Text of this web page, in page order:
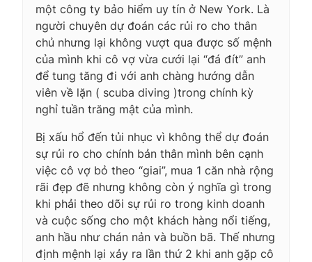
một công ty bảo hiểm uy tín ở New York. Là
người chuyên dự đoán các rủi ro cho thân
chủ nhưng lại không vượt qua được số mệnh
của mình khi cô vợ vừa cưới lại “đá đít” anh
để tung tăng đi với anh chàng hướng dẫn
viên về lặn ( scuba diving )trong chính kỳ
nghỉ tuần trăng mật của mình.
Bị xấu hổ đến tủi nhục vì không thể dự đoán
sự rủi ro cho chính bản thân mình bên cạnh
việc cô vợ bỏ theo “giai”, mua 1 căn nhà rộng
rãi đẹp đẽ nhưng không còn ý nghĩa gì trong
khi phải theo dõi sự rủi ro trong kinh doanh
và cuộc sống cho một khách hàng nổi tiếng,
anh hầu như chán nản và buồn bã. Thế nhưng
định mệnh lại xảy ra lần thứ 2 khi anh gặp cô